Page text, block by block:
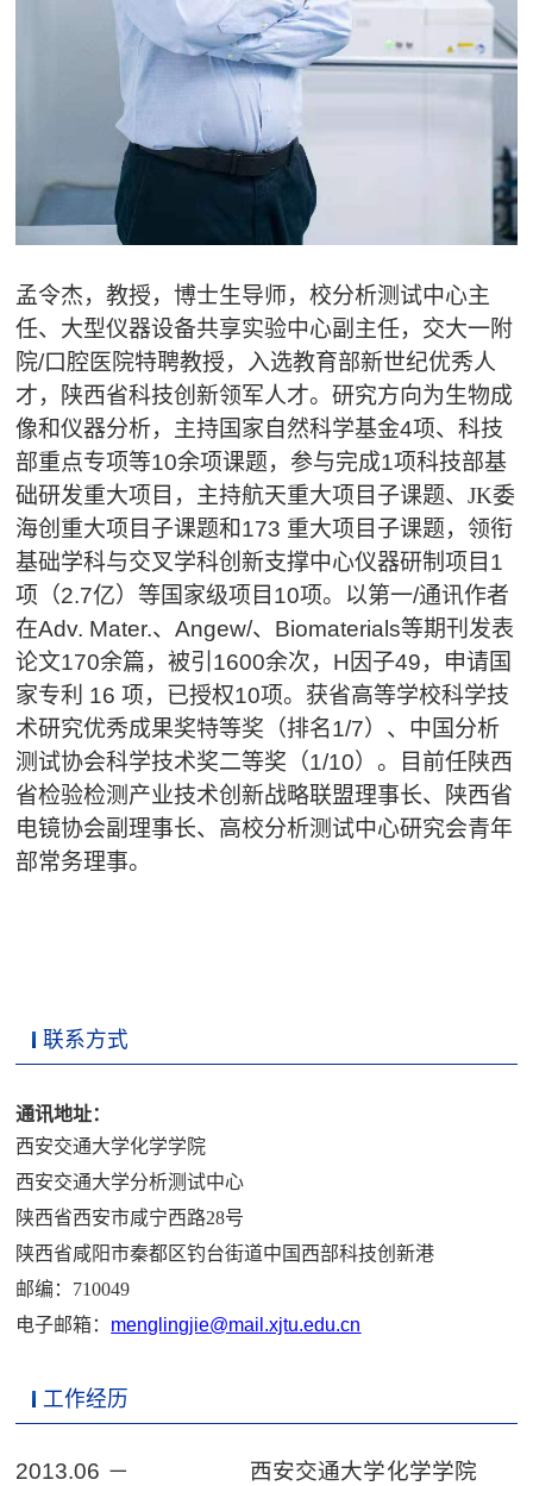
孟令杰，教授，博士生导师，校分析测试中心主
任、大型仪器设备共享实验中心副主任，交大一附
院/口腔医院特聘教授，入选教育部新世纪优秀人
才，陕西省科技创新领军人才。研究方向为生物成
像和仪器分析，主持国家自然科学基金4项、科技
部重点专项等10余项课题，参与完成1项科技部基
础研发重大项目，主持航天重大项目子课题、JK委
海创重大项目子课题和173 重大项目 子课题，领衔
基础学科与交叉学科创新支撑中心仪器研制项目 1
项（2.7亿）等国家级项目 10项。以第一/通讯作者
在Adv. Mater.、Angew/、 Biomaterials等期刊发表
论文170余篇，被引 1600余次， H 因子49，申请国
家专利 16项，已授权10项。获省高等学校科学技
术研究优秀成果奖特等奖（排名1/7）、中国分析
测试协会科学技术奖二等奖（1/10）。目前任陕西
省检验检测产业技术创新战略联盟理事长、陕西省
电镜协会副理事长、高校分析测试中心研究会青年
部常务理事。
联系方式
通讯地址：
西安交通大学化学学院
西安交通大学分析测试中心
陕西省西安市咸宁西路28号
陕西省咸阳市秦都区钓台街道中国西部科技创新港
邮编： 710049
电子邮箱： menglingjie@mail.xjtu.edu.cn
工作经历
2013.06 －
西安交通大学化学学院